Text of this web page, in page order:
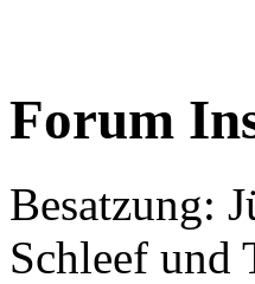
Forum
Besatzung:
Schleef und